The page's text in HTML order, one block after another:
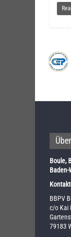
Boule,
Baden-
BBPV
c/o Kai
79183